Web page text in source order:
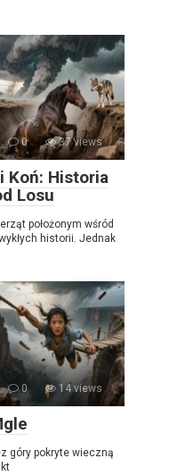
0 37 views
Koń: Historia
Losu
położonym wśród
historii. Jednak
0 14 views
góry pokryte wieczną